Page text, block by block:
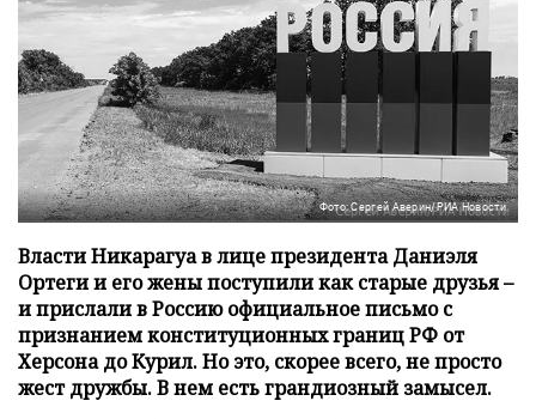
Фото: Сергей Аверин/РИА Новости
Власти Никарагуа в лице президента Даниэля
Ортеги и его жены поступили как старые друзья –
и прислали в Россию официальное письмо с
признанием конституционных границ РФ от
Херсона до Курил. Но это, скорее всего, не просто
жест дружбы. В нем есть грандиозный замысел.